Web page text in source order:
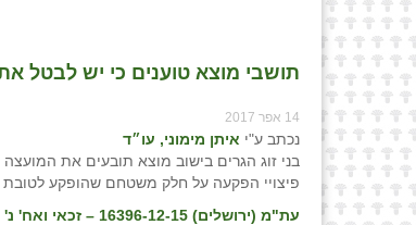
תושבי מוצא טוענים כי יש לבטל
14 אפר 2017
נכתב ע"י איתן מימוני, עו״ד
בני זוג הגרים בישוב מוצא תובעים את
פיצויי הפקעה על חלק משטחם שהופקע לטובת
עת"מ (ירושלים) 16396-12-15 – זכאי ואח' נ' מועצה אזורית מטה יהודה, פס״ד מיום 15/12/16